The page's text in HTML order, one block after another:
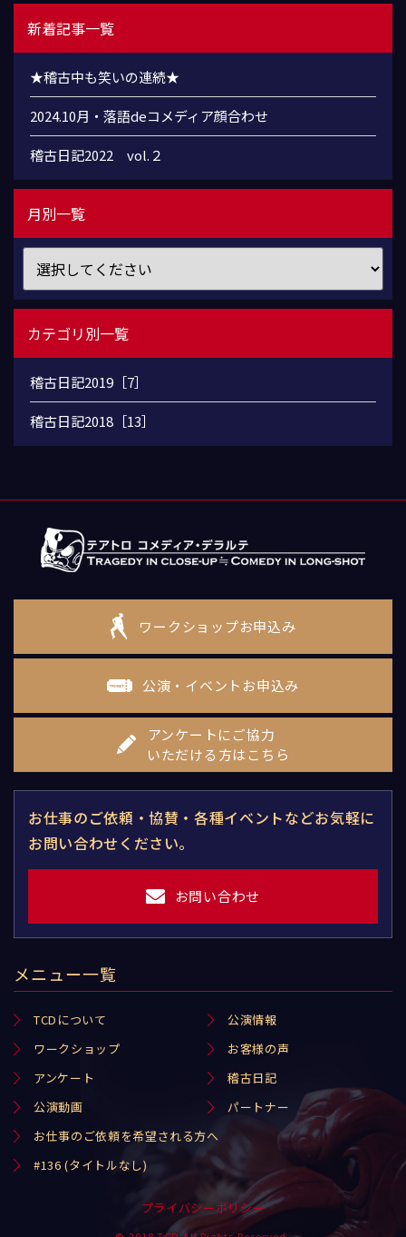
新着記事一覧
★稽古中も笑いの連続★
2024.10月・落語deコメディア顔合わせ
稽古日記2022 vol.２
月別一覧
カテゴリ別一覧
稽古日記2019［7］
稽古日記2018［13］
ワークショップお申込み
公演・イベントお申込み
アンケートにご協力
いただける方はこちら
お仕事のご依頼・協賛・各種イベントなどお気軽に
お問い合わせください。
お問い合わせ
メニュー一覧
TCDについて
公演情報
ワークショップ
お客様の声
アンケート
稽古日記
公演動画
パートナー
お仕事のご依頼を希望される方へ
#136 (タイトルなし)
プライバシーポリシー